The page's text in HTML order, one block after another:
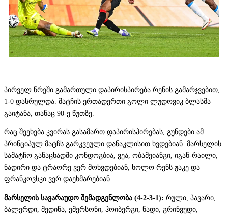
პირველ წრეში გამართული დაპირისპირება რენის გამარჯვებით,
1-0 დასრულდა. მატჩის ერთადერთი გოლი ლუდოვიკ ბლასმა
გაიტანა, თანაც 90-ე წუთზე.
რაც შეეხება კვირას გასამართ დაპირისპირებას, გუნდები ამ
პრინციპულ მატჩს გარკვეული დანაკლისით ხვდებიან. მარსელის
სამატჩო განაცხადში კონდოგბია, ვეა, ობამეიანგი, იგან-რაილი,
ნადირი და ტრაორე ვერ მოხვდებიან, ხოლო რენს ჟაკე და
ფრანკოვსკი ვერ დაეხმარებიან.
მარსელის სავარაუდო შემადგენლობა (4-2-3-1): რული, პავარი,
ბალერდი, მედინა, ემერსონი, ჰოიბერგი, ნადი, გრინვუდი,